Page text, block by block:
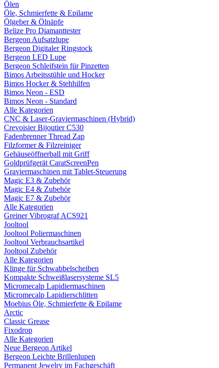
Ölen
Öle, Schmierfette & Epilame
Ölgeber & Ölnäpfe
Belize Pro Diamanttester
Bergeon Aufsatzlupe
Bergeon Digitaler Ringstock
Bergeon LED Lupe
Bergeon Schleifstein für Pinzetten
Bimos Arbeitsstühle und Hocker
Bimos Hocker & Stehhilfen
Bimos Neon - ESD
Bimos Neon - Standard
Alle Kategorien
CNC & Laser-Graviermaschinen (Hybrid)
Crevoisier Bijoutier C530
Fadenbrenner Thread Zap
Filzformer & Filzreiniger
Gehäuseöffnerball mit Griff
Goldprüfgerät CaratScreenPen
Graviermaschinen mit Tablet-Steuerung
Magic E3 & Zubehör
Magic E4 & Zubehör
Magic E7 & Zubehör
Alle Kategorien
Greiner Vibrograf ACS921
Jooltool
Jooltool Poliermaschinen
Jooltool Verbrauchsartikel
Jooltool Zubehör
Alle Kategorien
Klinge für Schwabbelscheiben
Kompakte Schweißlasersysteme SL5
Micromecalp Lapidiermaschinen
Micromecalp Lapidierschlitten
Moebius Öle, Schmierfette & Epilame
Arctic
Classic Grease
Fixodrop
Alle Kategorien
Neue Bergeon Artikel
Bergeon Leichte Brillenlupen
Permanent Jewelry im Fachgeschäft